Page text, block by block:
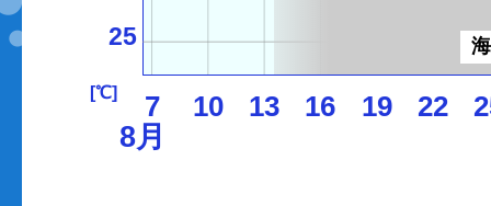
7 10 13 16 19 22
25
[℃]
8月